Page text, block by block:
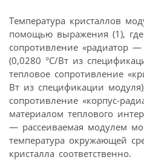
Температура кристаллов
помощью выражения (1), где
сопротивление «радиатор
(0,0280 °C/Вт из
тепловое сопротивление
Вт из спецификации
сопротивление «корпус-
материалом теплового
— рассеиваемая модулем
температура окружающей
кристалла соответственно.